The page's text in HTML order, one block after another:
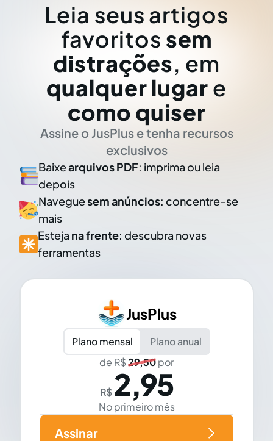
Leia seus artigos
favoritos sem
distrações, em
qualquer lugar e
como quiser
Assine o JusPlus e tenha recursos
exclusivos
Baixearquivos PDF: imprima ou leia
depois
Naveguesem anúncios: concentre-se
mais
Esteja na frente: descubra novas
ferramentas
JusPlus
Plano mensal
Plano anual
de R$29,50por
R$ 2,95
No primeiro mês
Assinar